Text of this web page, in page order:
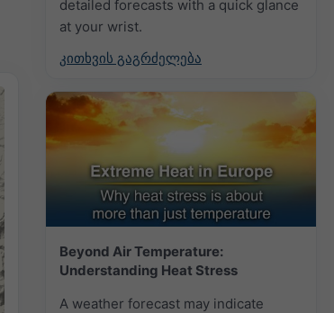
detailed forecasts with a quick glance
at your wrist.
კითხვის გაგრძელება
Beyond Air Temperature:
Understanding Heat Stress
A weather forecast may indicate